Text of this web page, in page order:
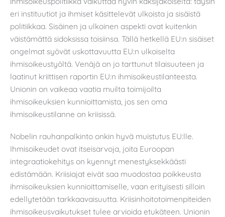
eri instituutiot ja ihmiset käsittelevät ulkoista ja sisäistä
politiikkaa. Sisäinen ja ulkoinen aspekti ovat kuitenkin
väistämättä sidoksissa toisiinsa. Tällä hetkellä EU:n sisäiset
ongelmat syövät uskottavuutta EU:n ulkoiselta
ihmisoikeustyöltä. Venäjä on jo tarttunut tilaisuuteen ja
laatinut kriittisen raportin EU:n ihmisoikeustilanteesta.
Unionin on vaikeaa vaatia muilta toimijoilta
ihmisoikeuksien kunnioittamista, jos sen oma
ihmisoikeustilanne on kriisissä.
Nobelin rauhanpalkinto onkin hyvä muistutus EU:lle.
Ihmisoikeudet ovat itseisarvoja, joita Euroopan
integraatiokehitys on kyennyt menestyksekkäästi
edistämään. Kriisiajat eivät saa muodostaa poikkeusta
ihmisoikeuksien kunnioittamiselle, vaan erityisesti silloin
edellytetään tarkkaavaisuutta. Kriisinhoitotoimenpiteiden
ihmisoikeusvaikutukset tulee arvioida etukäteen. Unionin